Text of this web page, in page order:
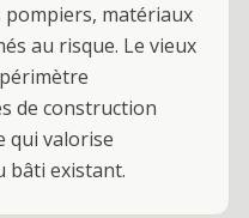
pompiers, matériaux
au risque. Le vieux
de construction
qui valorise
bâti existant.